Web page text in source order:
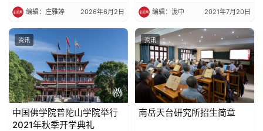
编辑：庄雅婷 2026年6月2日 编辑：泷中 2021年7月20日
资讯
中国佛学院普陀山学院举行
2021年秋季开学典礼
资讯
南岳天台研究所招生简章